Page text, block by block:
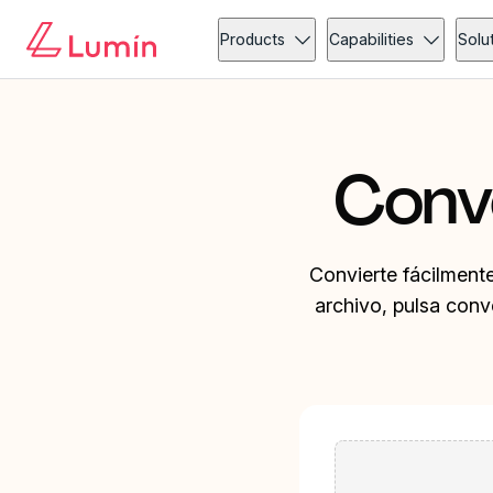
Products Capabilities
Convierte
archivo, pulsa